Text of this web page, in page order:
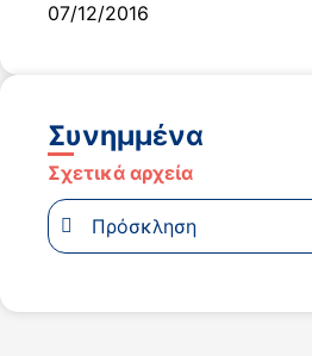
07/12/2016
Συνημμένα
Σχετικά αρχεία
Πρόσκληση